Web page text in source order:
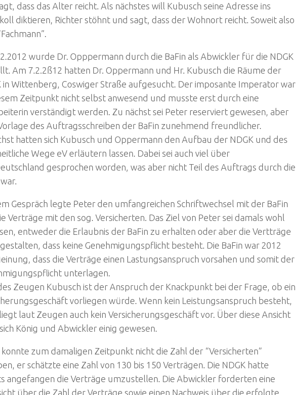
dass das Alter reicht. Als nächstes will Kubusch seine Adresse ins
diktieren, Richter stöhnt und sagt, dass der Wohnort reicht. Soweit also
wurde Dr. Opppermann durch die BaFin als Abwickler für die NDGK
Am 7.2.2ß12 hatten Dr. Oppermann und Hr. Kubusch die Räume der
in Wittenberg, Coswiger Straße aufgesucht. Der imposante Imperator war
Zeitpunkt nicht selbst anwesend und musste erst durch eine
verständigt werden. Zu nächst sei Peter reserviert gewesen, aber
des Auftragsschreiben der BaFin zunehmend freundlicher.
hatten sich Kubusch und Oppermann den Aufbau der NDGK und des
Wege eV erläutern lassen. Dabei sei auch viel über
gesprochen worden, was aber nicht Teil des Auftrags durch die
Gespräch legte Peter den umfangreichen Schriftwechsel mit der BaFin
Verträge mit den sog. Versicherten. Das Ziel von Peter sei damals wohl
entweder die Erlaubnis der BaFin zu erhalten oder aber die Vertträge
dass keine Genehmigungspflicht besteht. Die BaFin war 2012
dass die Verträge einen Lastungsanspruch vorsahen und somit der
unterlagen.
Zeugen Kubusch ist der Anspruch der Knackpunkt bei der Frage, ob ein
vorliegen würde. Wenn kein Leistungsanspruch besteht,
laut Zeugen auch kein Versicherungsgeschäft vor. Über diese Ansicht
König und Abwickler einig gewesen.
zum damaligen Zeitpunkt nicht die Zahl der “Versicherten”
er schätzte eine Zahl von 130 bis 150 Verträgen. Die NDGK hatte
angefangen die Verträge umzustellen. Die Abwickler forderten eine
über die Zahl der Verträge sowie einen Nachweis über die erfolgte